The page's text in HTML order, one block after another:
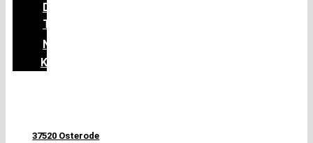
DAS
TEAM
NEWS
KONTAKT
37520 Osterode